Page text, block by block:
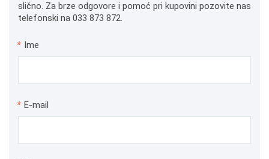
slično. Za brze odgovore i pomoć pri kupovini pozovite nas
telefonski na 033 873 872.
* Ime
* E-mail